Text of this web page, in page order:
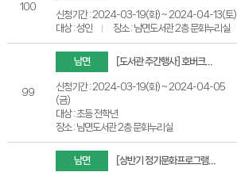
100
신청기간 : 2024-03-19(화) ~ 2024-04-13(토)
대상 : 성인
장소 : 남면도서관 2층 문화누리실
99
남면 [도서관 주간행사] 호버크래프트 우주 항해(초등 전학년 대상)
신청기간 : 2024-03-19(화) ~ 2024-04-05
(금)
대상 : 초등 전학년
장소 : 남면도서관 2층 문화누리실
남면 [상반기 정기문화프로그램] 누구나 할 수 있는 AI 아티스트, 디지털 디자이너(성인대상)